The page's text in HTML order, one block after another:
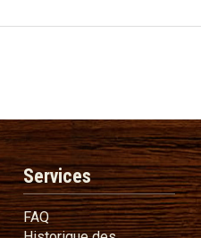
Services
FAQFAQ